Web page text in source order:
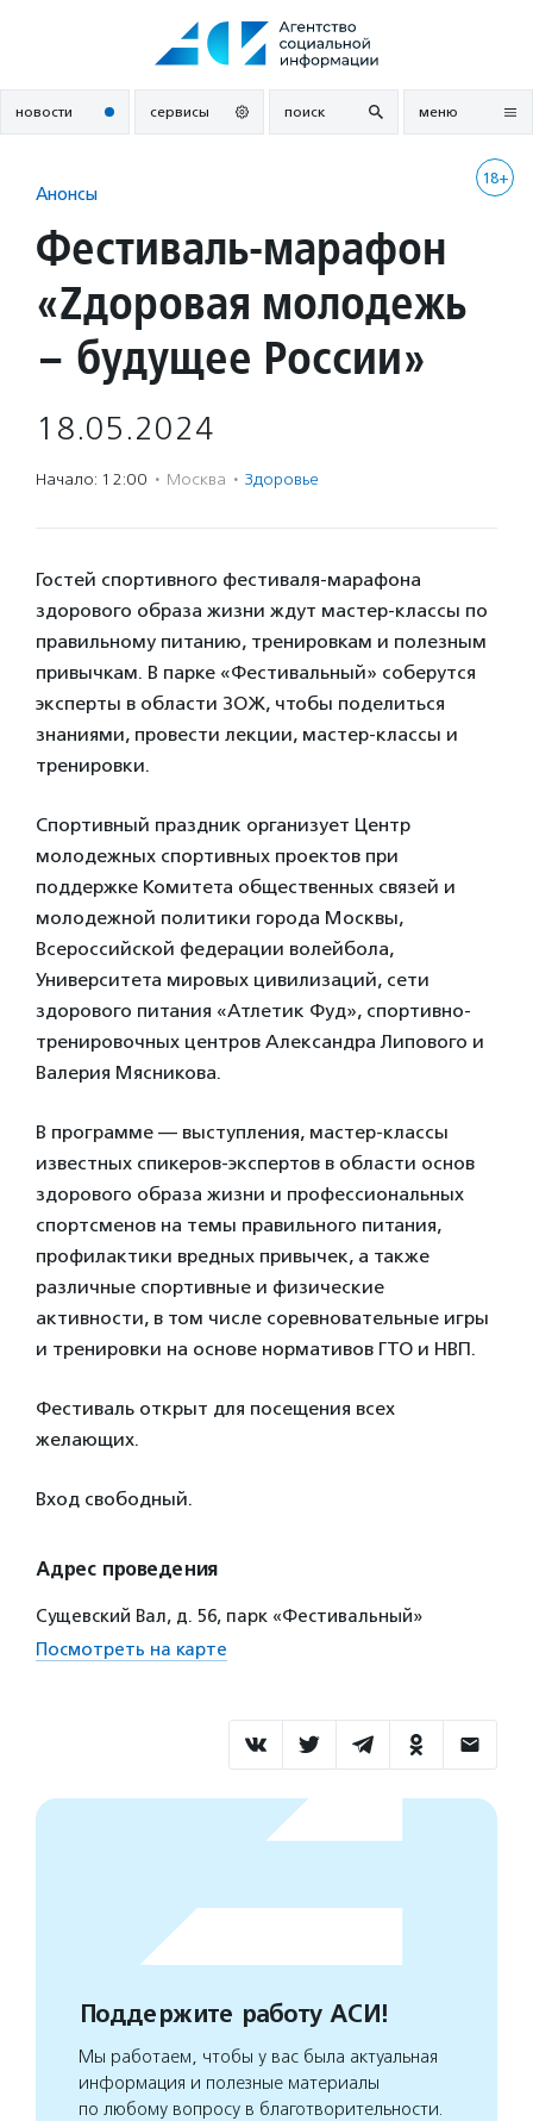
новости сервисы поиск меню
18+
Анонсы
Фестиваль-марафон
«Zдоровая молодежь
– будущее России»
18.05.2024
Начало: 12:00 · Москва · Здоровье
Гостей спортивного фестиваля-марафона
здорового образа жизни ждут мастер-классы по
правильному питанию, тренировкам и полезным
привычкам. В парке «Фестивальный» соберутся
эксперты в области ЗОЖ, чтобы поделиться
знаниями, провести лекции, мастер-классы и
тренировки.
Спортивный праздник организует Центр
молодежных спортивных проектов при
поддержке Комитета общественных связей и
молодежной политики города Москвы,
Всероссийской федерации волейбола,
Университета мировых цивилизаций, сети
здорового питания «Атлетик Фуд», спортивно-
тренировочных центров Александра Липового и
Валерия Мясникова.
В программе — выступления, мастер-классы
известных спикеров-экспертов в области основ
здорового образа жизни и профессиональных
спортсменов на темы правильного питания,
профилактики вредных привычек, а также
различные спортивные и физические
активности, в том числе соревновательные игры
и тренировки на основе нормативов ГТО и НВП.
Фестиваль открыт для посещения всех
желающих.
Вход свободный.
Адрес проведения
Сущевский Вал, д. 56, парк «Фестивальный»
Посмотреть на карте
Поддержите работу АСИ!
Мы работаем, чтобы у вас была актуальная
информация и полезные материалы
по любому вопросу в благотворительности.